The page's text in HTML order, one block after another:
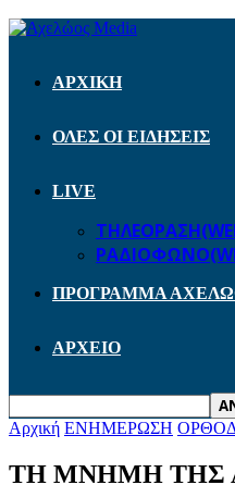
ΑΡΧΙΚΗ
ΟΛΕΣ ΟΙ ΕΙΔΗΣΕΙΣ
LIVE
ΠΡΟΓΡΑΜΜΑ
ΑΡΧΕΙΟ
Αρχική ΕΝΗΜΕΡΩΣΗ
ΤΗ ΜΝΗΜΗ ΤΗΣ